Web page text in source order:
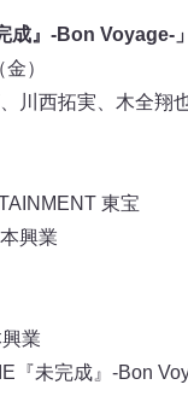
成』-Bon Voyage-」
）
川西拓実、木全翔
東宝
興業
業
『未完成』-Bon